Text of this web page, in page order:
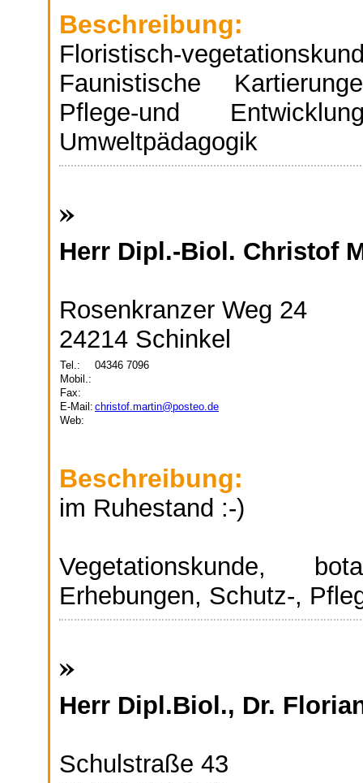
Beschreibung:
Floristisch-
Faunistische
Pflege-und
Umweltpädagogik
»
Herr Dipl.-Biol. Christof
Rosenkranzer Weg 24
24214 Schinkel
Tel.:
04346 7096
Mobil.:
Fax:
E-Mail: christof.martin@posteo.de
Web:
Beschreibung:
im Ruhestand :-)
Vegetationskunde,
Erhebungen, Schutz-,
»
Herr Dipl.Biol., Dr.
Schulstraße 43